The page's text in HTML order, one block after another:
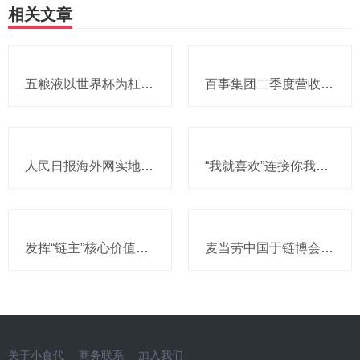
相关文章
五粮液以世界杯为杠杆，撬动年轻圈层，重新定义白酒消费边界 百事集团二季度营收和利润双增，亚太及中国业务表现亮眼
人民日报海外网实地探访Nutrition Care澳洲全自控产业链，带你看懂真正的进口好营养 “我就喜欢”连接你我23年：麦当劳再度携手王力宏，与汪苏泷共同传递薯条热爱
发挥“链主”核心价值，五粮液以和美链接世界 麦当劳中国于链博会发布三项新合作，赋能土豆种植，扩列全球好食材资源
关于小食代 商务联系 加入我们